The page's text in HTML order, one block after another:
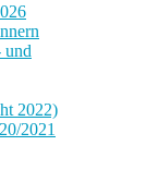
und
2022)
2021